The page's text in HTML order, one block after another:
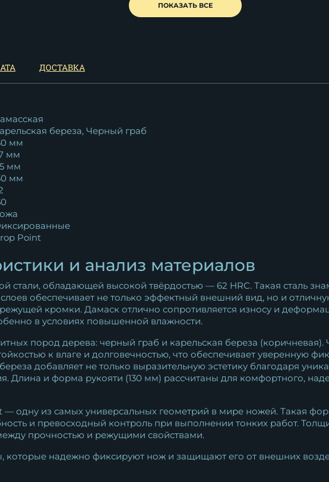
ПОКАЗАТЬ ВСЕ
ДОСТАВКА
береза, Черный граб
мм
мм
мм
мм
Point
и анализ материалов
стали, обладающей высокой твёрдостью — 62 HRC. Такая сталь
обеспечивает не только эффектный внешний вид, но и
кромки. Дамаск отлично сопротивляется износу и
в условиях повышенной влажности.
пород дерева: черный граб и карельская береза
к влаге и долговечностью, что обеспечивает уверенную
добавляет не только выразительную эстетику благодаря
Длина и форма рукояти (130 мм) рассчитаны для комфортного,
одну из самых универсальных геометрий в мире ножей. Такая
и превосходный контроль при выполнении тонких работ.
прочностью и режущими свойствами.
надежно фиксируют нож и защищают его от внешних